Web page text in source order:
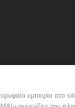
εμπειρία στο